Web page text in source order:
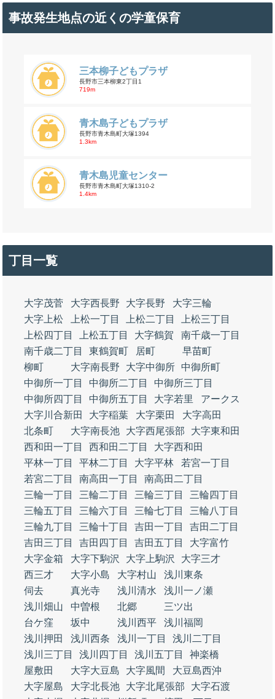
事故発生地点の近くの学童保育
三本柳子どもプラザ
長野市三本柳東2丁目1
719m
青木島子どもプラザ
長野市青木島町大塚1394
1.3km
青木島児童センター
長野市青木島町大塚1310-2
1.4km
丁目一覧
大字茂菅 大字西長野 大字長野
大字三輪
大字上松
上松一丁目 上松二丁目
上松三丁目
上松四丁目
上松五丁目 大字鶴賀
南千歳一丁目
南千歳二丁目
東鶴賀町 居町
早苗町
柳町
大字南長野 大字中御所
中御所町
中御所一丁目
中御所二丁目
中御所三丁目
中御所四丁目
中御所五丁目 大字若里
アークス
大字川合新田
大字稲葉 大字栗田
大字高田
北条町
大字南長池 大字西尾張部
大字東和田
西和田一丁目
西和田二丁目
大字西和田
平林一丁目
平林二丁目 大字平林
若宮一丁目
若宮二丁目
南高田一丁目
南高田二丁目
三輪一丁目
三輪二丁目 三輪三丁目
三輪四丁目
三輪五丁目
三輪六丁目 三輪七丁目
三輪八丁目
三輪九丁目
三輪十丁目 吉田一丁目
吉田二丁目
吉田三丁目
吉田四丁目 吉田五丁目
大字富竹
大字金箱
大字下駒沢 大字上駒沢
大字三才
西三才
大字小島 大字村山
浅川東条
伺去
真光寺 浅川清水
浅川一ノ瀬
浅川畑山
中曽根 北郷
三ツ出
台ケ窪
坂中 浅川西平
浅川福岡
浅川押田
浅川西条 浅川一丁目
浅川二丁目
浅川三丁目
浅川四丁目 浅川五丁目
神楽橋
屋敷田
大字大豆島 大字風間
大豆島西沖
大字屋島
大字北長池 大字北尾張部
大字石渡